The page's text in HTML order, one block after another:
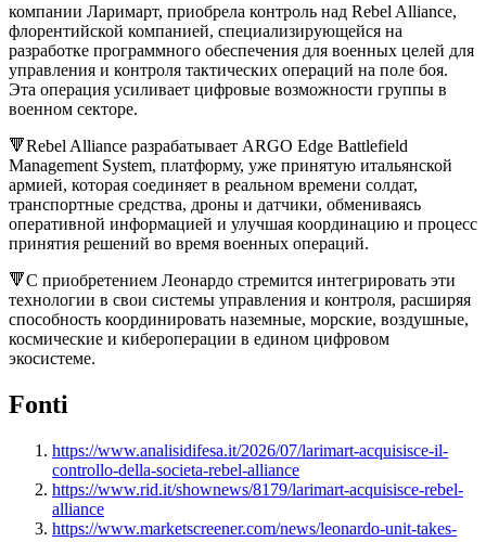
компании Ларимарт, приобрела контроль над Rebel Alliance,
флорентийской компанией, специализирующейся на
разработке программного обеспечения для военных целей для
управления и контроля тактических операций на поле боя.
Эта операция усиливает цифровые возможности группы в
военном секторе.
🔻Rebel Alliance разрабатывает ARGO Edge Battlefield
Management System, платформу, уже принятую итальянской
армией, которая соединяет в реальном времени солдат,
транспортные средства, дроны и датчики, обмениваясь
оперативной информацией и улучшая координацию и процесс
принятия решений во время военных операций.
🔻С приобретением Леонардо стремится интегрировать эти
технологии в свои системы управления и контроля, расширяя
способность координировать наземные, морские, воздушные,
космические и кибероперации в едином цифровом
экосистеме.
Fonti
https://www.analisidifesa.it/2026/07/larimart-acquisisce-il-
controllo-della-societa-rebel-alliance
https://www.rid.it/shownews/8179/larimart-acquisisce-rebel-
alliance
https://www.marketscreener.com/news/leonardo-unit-takes-